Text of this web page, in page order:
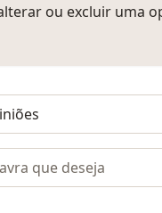
ou excluir uma